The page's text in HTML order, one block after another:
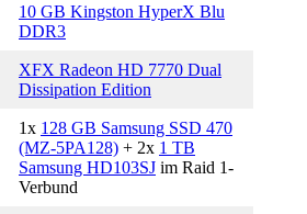
10 GB Kingston HyperX Blu
DDR3
XFX Radeon HD 7770 Dual
Dissipation Edition
1x 128 GB Samsung SSD 470
(MZ-5PA128) + 2x 1 TB
Samsung HD103SJ im Raid 1-
Verbund